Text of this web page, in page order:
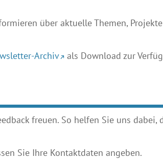
über aktuelle Themen,
Archiv als Download zur
freuen. So helfen Sie uns dabei,
Sie Ihre Kontaktdaten angeben.